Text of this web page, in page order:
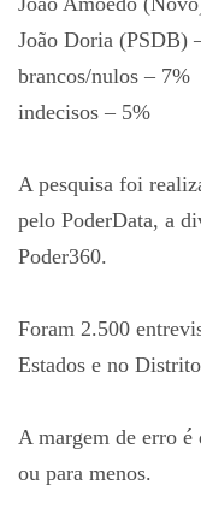
João Doria (PSDB)
brancos/nulos – 7%
indecisos – 5%
A pesquisa foi
pelo PoderData, a
Poder360.
Foram 2.500
Estados e no
A margem de erro é
ou para menos.